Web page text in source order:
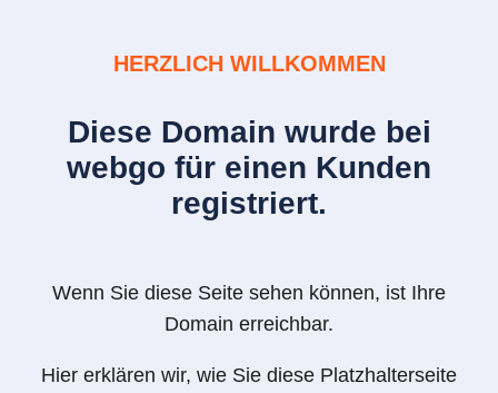
HERZLICH WILLKOMMEN
Diese Domain wurde bei
webgo für einen Kunden
registriert.
Wenn Sie diese Seite sehen können, ist Ihre
Domain erreichbar.
Hier erklären wir, wie Sie diese Platzhalterseite